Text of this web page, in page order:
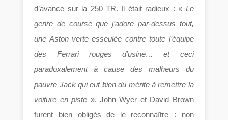
d’avance sur la 250 TR. Il était radieux : « Le
genre de course que j’adore par-dessus tout,
une Aston verte esseulée contre toute l’équipe
des Ferrari rouges d’usine… et ceci
paradoxalement à cause des malheurs du
pauvre Jack qui eut bien du mérite à remettre la
voiture en piste ». John Wyer et David Brown
furent bien obligés de le reconnaître : non